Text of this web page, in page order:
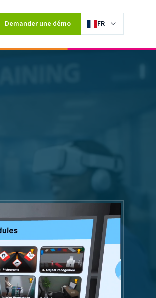
Demander une démo FR